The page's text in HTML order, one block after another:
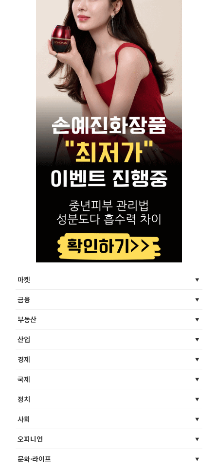
마켓
금융
부동산
산업
경제
국제
정치
사회
오피니언
문화·라이프